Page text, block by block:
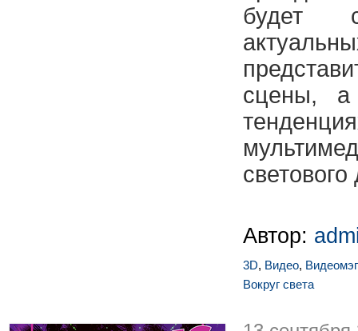
будет
сцены,
Автор:
3D, Видео,
Вокруг света